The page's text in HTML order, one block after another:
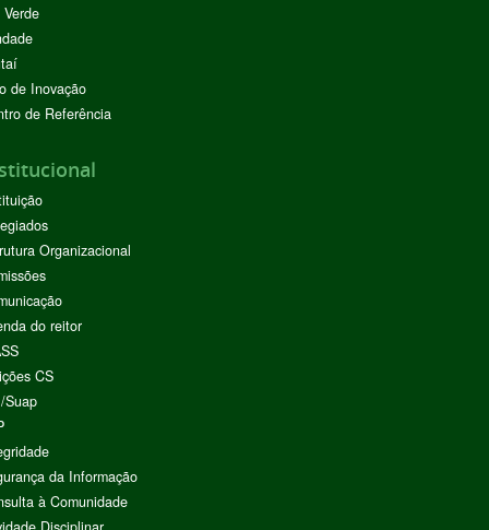
de Inovação
de Referência
Organizacional
do reitor
CS
Suap
da Informação
à Comunidade